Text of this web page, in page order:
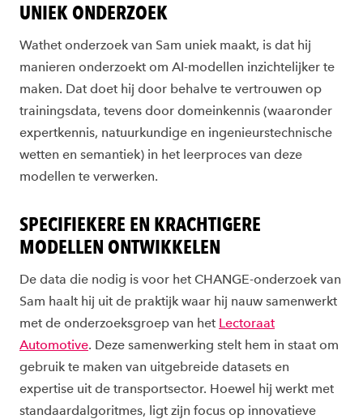
UNIEK ONDERZOEK
Wathet onderzoek van Sam uniek maakt, is dat hij
manieren onderzoekt om AI-modellen inzichtelijker te
maken. Dat doet hij door behalve te vertrouwen op
trainingsdata, tevens door domeinkennis (waaronder
expertkennis, natuurkundige en ingenieurstechnische
wetten en semantiek) in het leerproces van deze
modellen te verwerken.
SPECIFIEKERE EN KRACHTIGERE
MODELLEN ONTWIKKELEN
De data die nodig is voor het CHANGE-onderzoek van
Sam haalt hij uit de praktijk waar hij nauw samenwerkt
met de onderzoeksgroep van het Lectoraat
Automotive. Deze samenwerking stelt hem in staat om
gebruik te maken van uitgebreide datasets en
expertise uit de transportsector. Hoewel hij werkt met
standaardalgoritmes, ligt zijn focus op innovatieve